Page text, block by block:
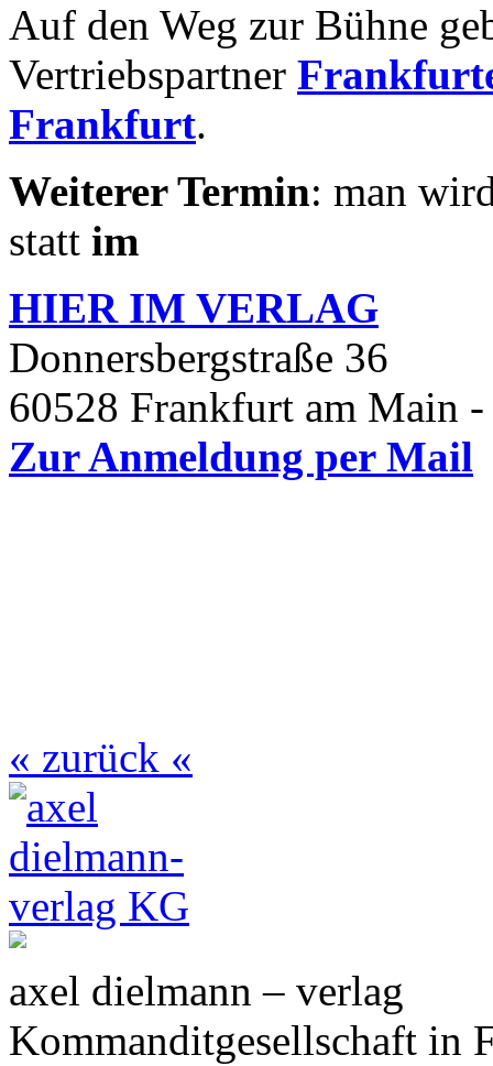
Auf den Weg zur Bühne
Vertriebspartner
Frankfurt.
Weiterer Termin: man
statt im
HIER IM VERLAG
Donnersbergstraße 36
60528 Frankfurt am Main
Zur Anmeldung per Mail
« zurück «
axel dielmann – verlag
Kommanditgesellschaft in